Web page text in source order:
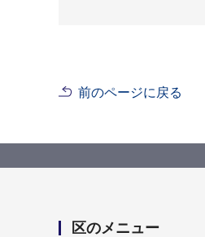
前のページに戻る
区のメニュー